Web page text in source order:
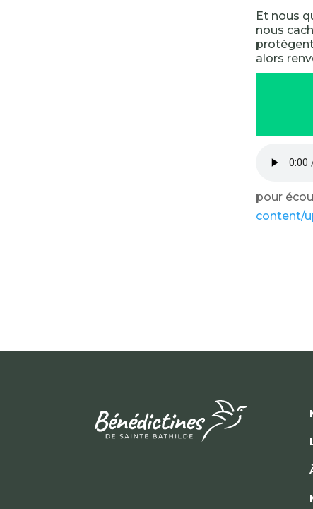
Et nous
nous
protègent
alors
pour
content/